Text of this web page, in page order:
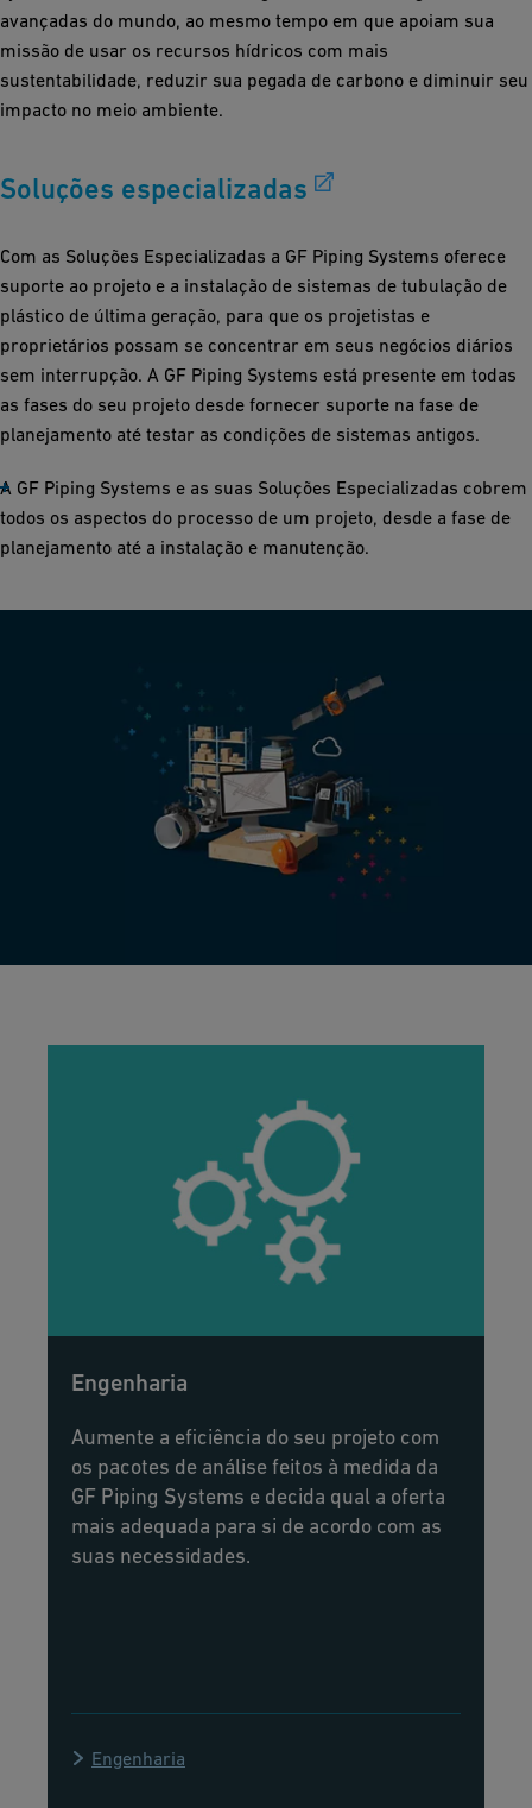
avançadas do mundo, ao mesmo tempo em que apoiam sua
missão de usar os recursos hídricos com mais
sustentabilidade, reduzir sua pegada de carbono e diminuir seu
impacto no meio ambiente.
Soluções especializadas
Com as Soluções Especializadas a GF Piping Systems oferece
suporte ao projeto e a instalação de sistemas de tubulação de
plástico de última geração, para que os projetistas e
proprietários possam se concentrar em seus negócios diários
sem interrupção. A GF Piping Systems está presente em todas
as fases do seu projeto desde fornecer suporte na fase de
planejamento até testar as condições de sistemas antigos.
A GF Piping Systems e as suas Soluções Especializadas cobrem
todos os aspectos do processo de um projeto, desde a fase de
planejamento até a instalação e manutenção.
Engenharia
Aumente a eficiência do seu projeto com
os pacotes de análise feitos à medida da
GF Piping Systems e decida qual a oferta
mais adequada para si de acordo com as
suas necessidades.
Engenharia